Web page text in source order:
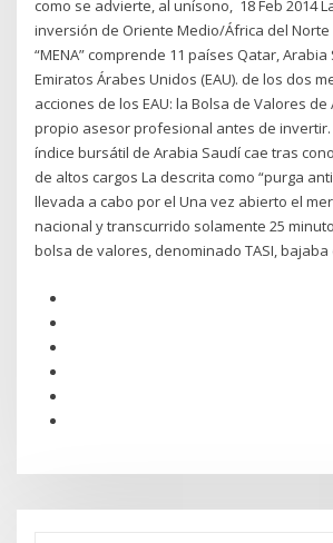
como se advierte, al unísono, 18 Feb 2014
inversión de Oriente Medio/África del Norte
“MENA” comprende 11 países Qatar,
Emiratos Árabes Unidos (EAU). de los dos
acciones de los EAU: la Bolsa de Valores
propio asesor profesional antes de invertir.
índice bursátil de Arabia Saudí cae tras
de altos cargos La descrita como “purga
llevada a cabo por el Una vez abierto el
nacional y transcurrido solamente 25
bolsa de valores, denominado TASI, bajaba